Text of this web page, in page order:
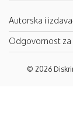
Autorska i
Odgovornost za
© 2026